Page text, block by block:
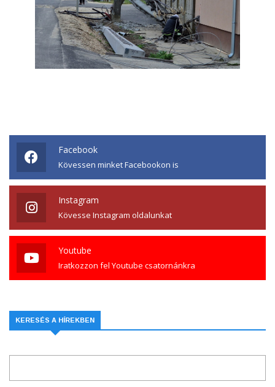
Facebook
Kövessen minket Facebookon is
Instagram
Kövesse Instagram oldalunkat
Youtube
Iratkozzon fel Youtube csatornánkra
KERESÉS A HÍREKBEN